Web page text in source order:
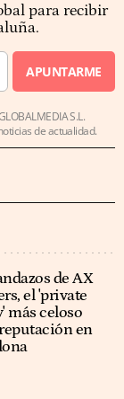
para recibir
APUNTARME
S.L.
de actualidad.
de AX
el 'private
más celoso
en